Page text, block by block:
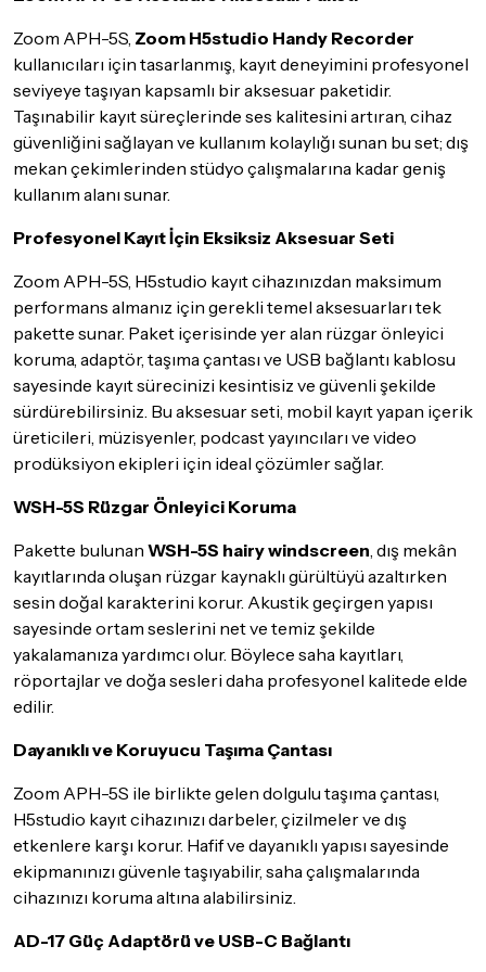
geçerek bilgi veriniz.
İade ve değişim koşulları, ürün kategorilerine göre farklılık
gösterebilir. Lütfen satın almadan önce ilgili ürünün
iade/değişim şartlarını kontrol ettiğinizden emin olun.
Detaylar için
tıklayınız
Zoom APH-5S, Zoom H5studio Handy Recorder
kullanıcıları için tasarlanmış, kayıt deneyimini profesyonel
seviyeye taşıyan kapsamlı bir aksesuar paketidir.
Taşınabilir kayıt süreçlerinde ses kalitesini artıran, cihaz
güvenliğini sağlayan ve kullanım kolaylığı sunan bu set; dış
mekan çekimlerinden stüdyo çalışmalarına kadar geniş
kullanım alanı sunar.
Profesyonel Kayıt İçin Eksiksiz Aksesuar Seti
Zoom APH-5S, H5studio kayıt cihazınızdan maksimum
performans almanız için gerekli temel aksesuarları tek
pakette sunar. Paket içerisinde yer alan rüzgar önleyici
koruma, adaptör, taşıma çantası ve USB bağlantı kablosu
sayesinde kayıt sürecinizi kesintisiz ve güvenli şekilde
sürdürebilirsiniz. Bu aksesuar seti, mobil kayıt yapan içerik
üreticileri, müzisyenler, podcast yayıncıları ve video
prodüksiyon ekipleri için ideal çözümler sağlar.
WSH-5S Rüzgar Önleyici Koruma
Pakette bulunan WSH-5S hairy windscreen, dış mekân
kayıtlarında oluşan rüzgar kaynaklı gürültüyü azaltırken
sesin doğal karakterini korur. Akustik geçirgen yapısı
sayesinde ortam seslerini net ve temiz şekilde
yakalamanıza yardımcı olur. Böylece saha kayıtları,
röportajlar ve doğa sesleri daha profesyonel kalitede elde
edilir.
Dayanıklı ve Koruyucu Taşıma Çantası
Zoom APH-5S ile birlikte gelen dolgulu taşıma çantası,
H5studio kayıt cihazınızı darbeler, çizilmeler ve dış
etkenlere karşı korur. Hafif ve dayanıklı yapısı sayesinde
ekipmanınızı güvenle taşıyabilir, saha çalışmalarında
cihazınızı koruma altına alabilirsiniz.
AD-17 Güç Adaptörü ve USB-C Bağlantı